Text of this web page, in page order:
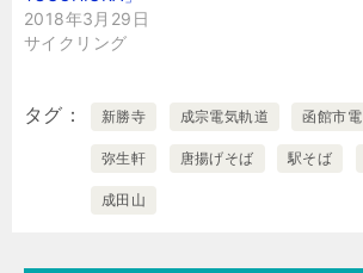
2018年3月29日
サイクリング
タグ 新勝寺 成宗電気軌道 函館市電
弥生軒 唐揚げそば 駅そば
成田山